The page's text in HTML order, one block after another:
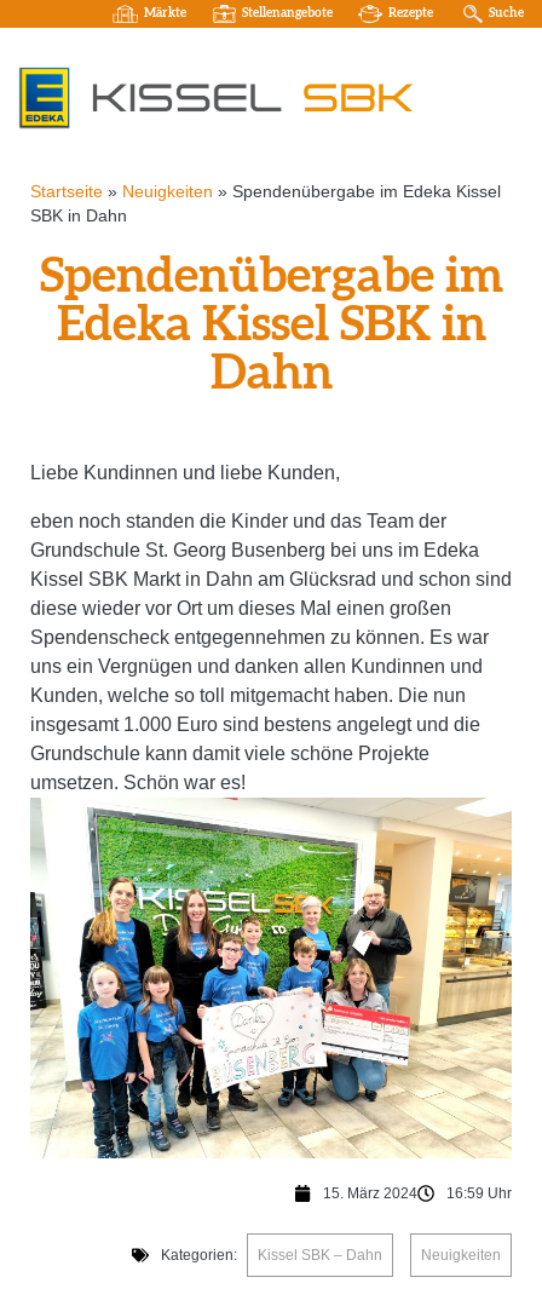
Märkte Stellenangebote Rezepte Suche
Startseite » Neuigkeiten » Spendenübergabe im Edeka Kissel
SBK in Dahn
Spendenübergabe im
Edeka Kissel SBK in
Dahn
Liebe Kundinnen und liebe Kunden,
eben noch standen die Kinder und das Team der
Grundschule St. Georg Busenberg bei uns im Edeka
Kissel SBK Markt in Dahn am Glücksrad und schon sind
diese wieder vor Ort um dieses Mal einen großen
Spendenscheck entgegennehmen zu können. Es war
uns ein Vergnügen und danken allen Kundinnen und
Kunden, welche so toll mitgemacht haben. Die nun
insgesamt 1.000 Euro sind bestens angelegt und die
Grundschule kann damit viele schöne Projekte
umsetzen. Schön war es!
15. März 2024 16:59 Uhr
Kategorien: Kissel SBK – Dahn Neuigkeiten